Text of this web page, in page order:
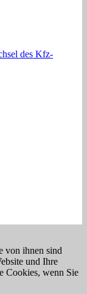
des Kfz-
von ihnen sind
und Ihre
Cookies, wenn Sie